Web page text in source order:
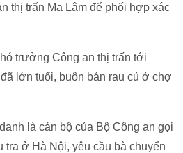
thị trấn Ma Lâm để phối hợp xác
trưởng Công an thị trấn tới
lớn tuổi, buôn bán rau củ ở chợ
là cán bộ của Bộ Công an gọi
tra ở Hà Nội, yêu cầu bà chuyển